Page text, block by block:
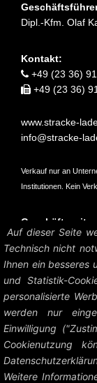
Dipl.-Kfm. Olaf
Kontakt:
+49 (23 36)
+49 (23 36)
www.stracke-
info@stracke-
Verkauf nur an
Institutionen. Kein
Mo – Do: 07:45
Fr: 07:45 –
Amtsgericht
UstID:
Preise zzgl. MwSt.
© Heinrich
Auf dieser Seite
Technisch nicht
Ihnen ein besseres
und Statistik-
personalisierte
werden nur
Einwilligung
Cookienutzung
Weitere